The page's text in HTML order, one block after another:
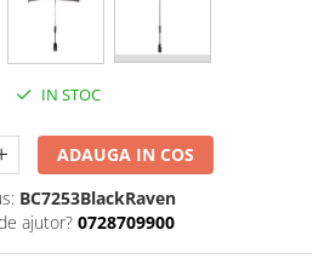
IN STOC
ADAUGA IN COS
BC7253BlackRaven
ajutor? 0728709900